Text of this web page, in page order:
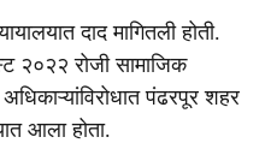
दाद मागितली होती.
२०२२ रोजी सामाजिक
पंढरपूर शहर
आला होता.